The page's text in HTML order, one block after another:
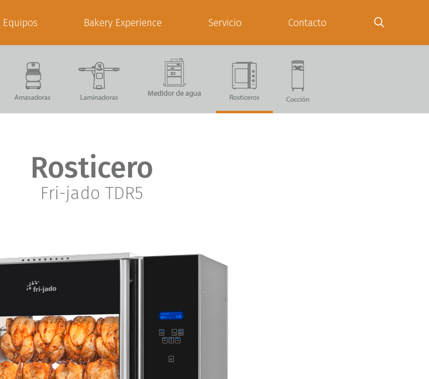
Equipos Bakery Experience Servicio Contacto
Rosticero
Fri-jado TDR5